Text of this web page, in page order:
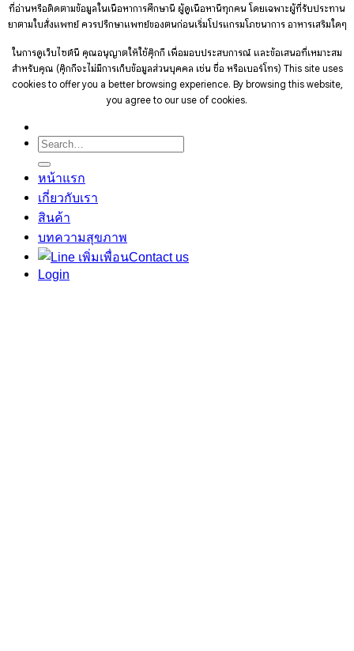
ที่อ่านหรือติดตามข้อมูลในเนื้อหาการศึกษานี้ ผู้ดูเนื้อหานี้ทุกคน โดยเฉพาะผู้ที่รับประทาน
ยาตามใบสั่งแพทย์ ควรปรึกษาแพทย์ของตนก่อนเริ่มโปรแกรมโภชนาการ อาหารเสริมใดๆ
ในการดูเว็บไซต์นี้ คุณอนุญาตให้ใช้คุ๊กกี้ เพื่อมอบประสบการณ์ และข้อเสนอที่เหมาะสม
สำหรับคุณ (คุ๊กกี้จะไม่มีการเก็บข้อมูลส่วนบุคคล เช่น ชื่อ หรือเบอร์โทร) This site uses
cookies to offer you a better browsing experience. By browsing this website,
you agree to our use of cookies.
Search
for:
หน้าแรก
เกี่ยวกับเรา
สินค้า
บทความสุขภาพ
Contact us
Login